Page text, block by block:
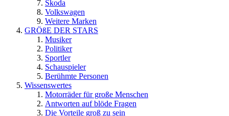
Skoda
Volkswagen
Weitere Marken
GRÖßE DER STARS
Musiker
Politiker
Sportler
Schauspieler
Berühmte Personen
Wissenswertes
Motorräder für große Menschen
Antworten auf blöde Fragen
Die Vorteile groß zu sein